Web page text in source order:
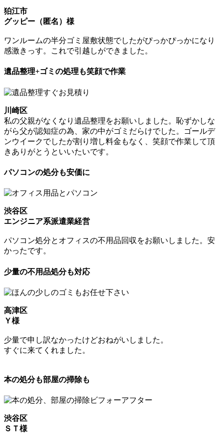
狛江市
グッピー（匿名）様
ワンルームの半分ゴミ屋敷状態でしたがぴっかぴっかになり
感激きっす。これで引越しができました。
遺品整理+ゴミの処理も笑顔で作業
川崎区
私の父親がなくなり遺品整理をお願いしました。恥ずかしな
がら父が認知症の為、家の中がゴミだらけでした。ゴールデ
ンウイークでしたが割り増し料金もなく、笑顔で作業して頂
きありがとうといいたいです。
パソコンの処分も安価に
渋谷区
エンジニア系派遣業経営
パソコン処分とオフィスの不用品回収をお願いしました。安
かったです。
少量の不用品処分も対応
高津区
Ｙ様
少量で申し訳なかったけどおねがいしました。
すぐに来てくれました。
本の処分も部屋の掃除も
渋谷区
ＳＴ様